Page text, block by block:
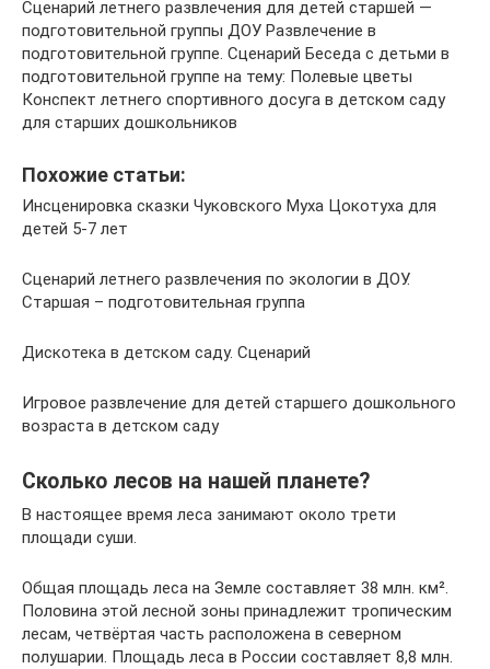
Сценарий летнего развлечения для детей старшей —
подготовительной группы ДОУ Развлечение в
подготовительной группе. Сценарий Беседа с детьми в
подготовительной группе на тему: Полевые цветы
Конспект летнего спортивного досуга в детском саду
для старших дошкольников
Похожие статьи:
Инсценировка сказки Чуковского Муха Цокотуха для
детей 5-7 лет
Сценарий летнего развлечения по экологии в ДОУ.
Старшая – подготовительная группа
Дискотека в детском саду. Сценарий
Игровое развлечение для детей старшего дошкольного
возраста в детском саду
Сколько лесов на нашей планете?
В настоящее время леса занимают около трети
площади суши.
Общая площадь леса на Земле составляет 38 млн. км².
Половина этой лесной зоны принадлежит тропическим
лесам, четвёртая часть расположена в северном
полушарии. Площадь леса в России составляет 8,8 млн.